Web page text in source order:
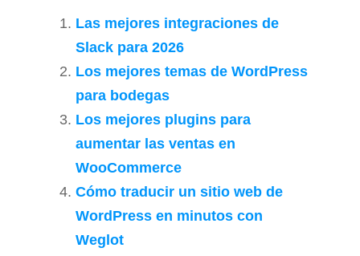
Las mejores integraciones de
Slack para 2026
Los mejores temas de WordPress
para bodegas
Los mejores plugins para
aumentar las ventas en
WooCommerce
Cómo traducir un sitio web de
WordPress en minutos con
Weglot